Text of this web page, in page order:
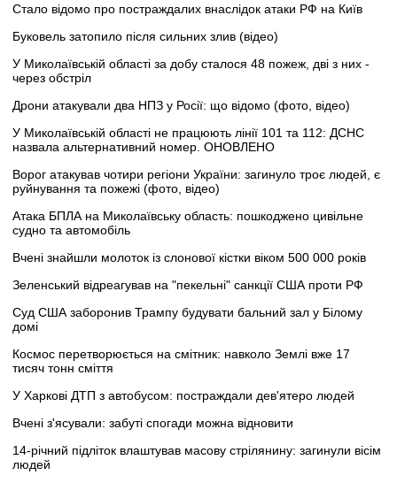
Стало відомо про постраждалих внаслідок атаки РФ на Київ
Буковель затопило після сильних злив (відео)
У Миколаївській області за добу сталося 48 пожеж, дві з них -
через обстріл
Дрони атакували два НПЗ у Росії: що відомо (фото, відео)
У Миколаївській області не працюють лінії 101 та 112: ДСНС
назвала альтернативний номер. ОНОВЛЕНО
Ворог атакував чотири регіони України: загинуло троє людей, є
руйнування та пожежі (фото, відео)
Атака БПЛА на Миколаївську область: пошкоджено цивільне
судно та автомобіль
Вчені знайшли молоток із слонової кістки віком 500 000 років
Зеленський відреагував на "пекельні" санкції США проти РФ
Суд США заборонив Трампу будувати бальний зал у Білому
домі
Космос перетворюється на смітник: навколо Землі вже 17
тисяч тонн сміття
У Харкові ДТП з автобусом: постраждали дев'ятеро людей
Вчені з'ясували: забуті спогади можна відновити
14-річний підліток влаштував масову стрілянину: загинули вісім
людей